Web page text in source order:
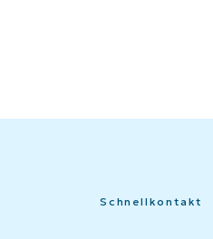
Schnellkontakt